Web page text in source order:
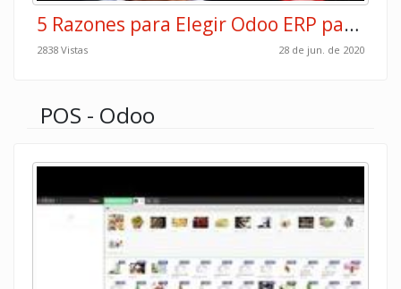
5 Razones para Elegir Odoo ERP para tu Empresa
2838 Vistas 28 de jun. de 2020
POS - Odoo